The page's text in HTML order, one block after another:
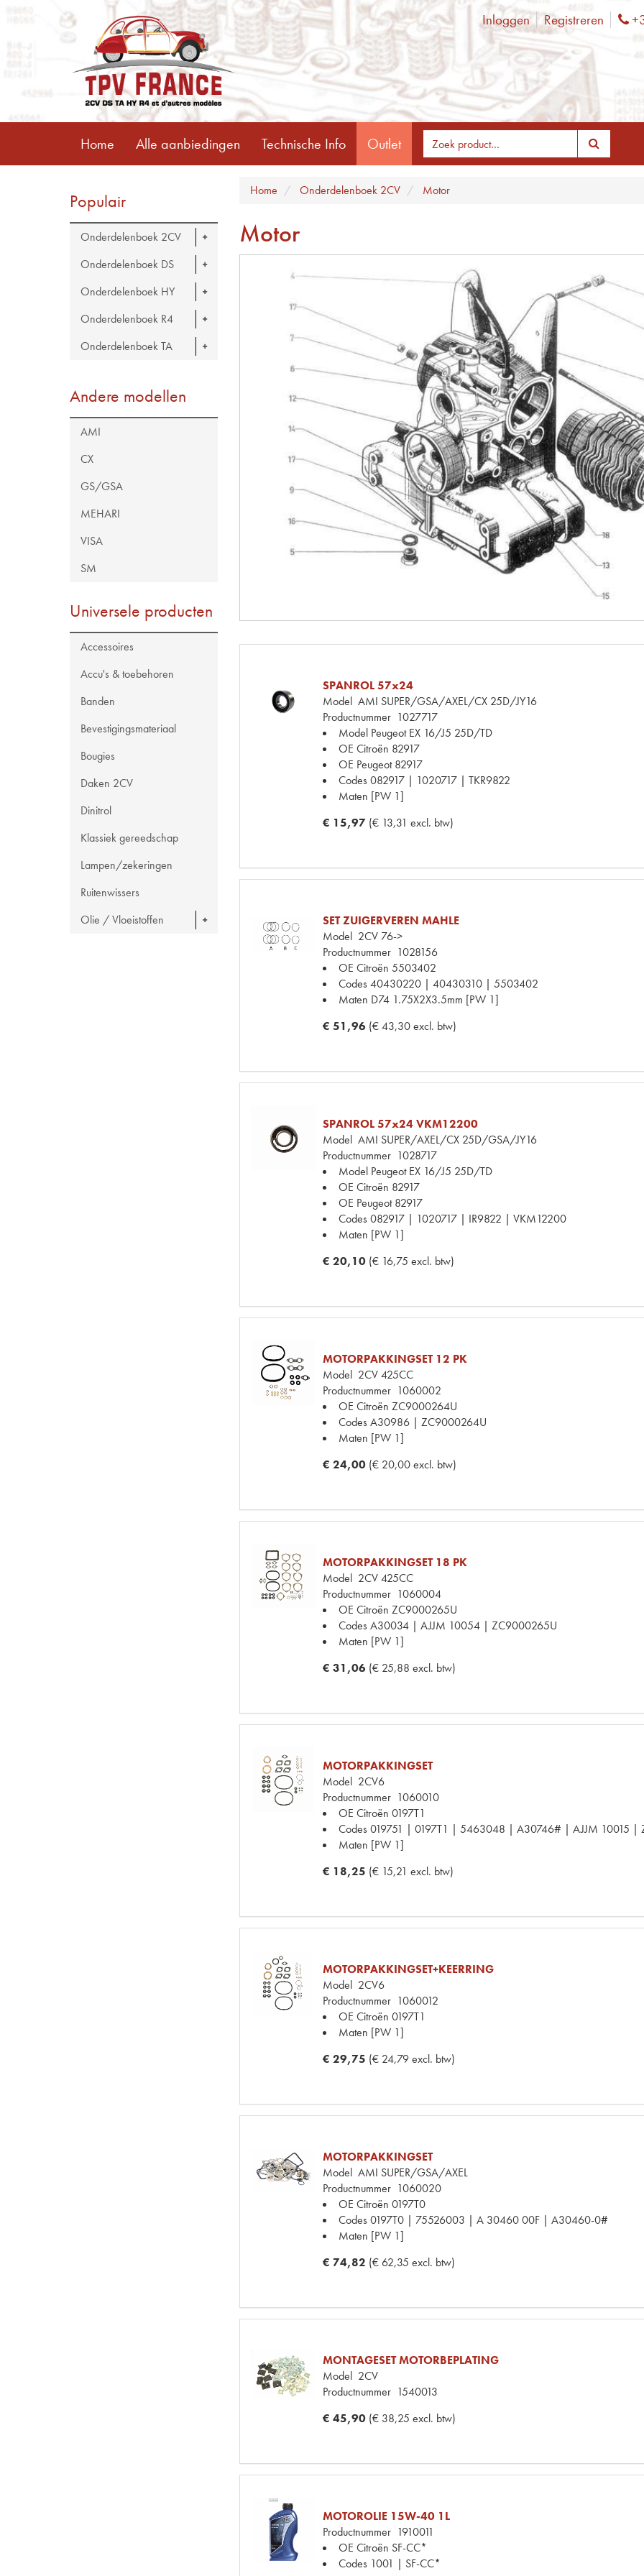
Inloggen Registreren
Home Alle aanbiedingen Technische Info Outlet
Populair
Onderdelenboek 2CV
Onderdelenboek DS
Onderdelenboek HY
Onderdelenboek R4
Onderdelenboek TA
Andere modellen
AMI
CX
GS/GSA
MEHARI
VISA
SM
Universele producten
Accessoires
Accu's & toebehoren
Banden
Bevestigingsmateriaal
Bougies
Daken 2CV
Dinitrol
Klassiek gereedschap
Lampen/zekeringen
Ruitenwissers
Olie / Vloeistoffen
Home Onderdelenboek 2CV Motor
Motor
SPANROL 57x24
Model AMI SUPER/GSA/AXEL/CX 25D/JY16
Productnummer 1027717
Model Peugeot EX 16/J5 25D/TD
OE Citroën 82917
OE Peugeot 82917
Codes082917 | 1020717 | TKR9822
Maten [PW 1]
€ 15,97 (€ 13,31 excl. btw)
SET ZUIGERVEREN MAHLE
Model 2CV 76->
Productnummer 1028156
OE Citroën 5503402
Codes40430220 | 40430310 | 5503402
Maten D74 1.75X2X3.5mm [PW 1]
€ 51,96 (€ 43,30 excl. btw)
SPANROL 57x24 VKM12200
Model AMI SUPER/AXEL/CX 25D/GSA/JY16
Productnummer 1028717
Model Peugeot EX 16/J5 25D/TD
OE Citroën 82917
OE Peugeot 82917
Codes082917 | 1020717 | IR9822 | VKM12200
Maten [PW 1]
€ 20,10 (€ 16,75 excl. btw)
MOTORPAKKINGSET 12 PK
Model 2CV 425CC
Productnummer 1060002
OE Citroën ZC9000264U
CodesA30986 | ZC9000264U
Maten [PW 1]
€ 24,00 (€ 20,00 excl. btw)
MOTORPAKKINGSET 18 PK
Model 2CV 425CC
Productnummer 1060004
OE Citroën ZC9000265U
CodesA30034 | AJJM 10054 | ZC9000265U
Maten [PW 1]
€ 31,06 (€ 25,88 excl. btw)
MOTORPAKKINGSET
Model 2CV6
Productnummer 1060010
OE Citroën 0197T1
Codes019751 | 0197T1 | 5463048 | A30746# | AJJM 10015 |
Maten [PW 1]
€ 18,25 (€ 15,21 excl. btw)
MOTORPAKKINGSET+KEERRING
Model 2CV6
Productnummer 1060012
OE Citroën 0197T1
Maten [PW 1]
€ 29,75 (€ 24,79 excl. btw)
MOTORPAKKINGSET
Model AMI SUPER/GSA/AXEL
Productnummer 1060020
OE Citroën 0197T0
Codes0197T0 | 75526003 | A 30460 00F | A30460-0#
Maten [PW 1]
€ 74,82 (€ 62,35 excl. btw)
MONTAGESET MOTORBEPLATING
Model 2CV
Productnummer 1540013
€ 45,90 (€ 38,25 excl. btw)
MOTOROLIE 15W-40 1L
Productnummer 1910011
OE Citroën SF-CC*
Codes 1001 | SF-CC*